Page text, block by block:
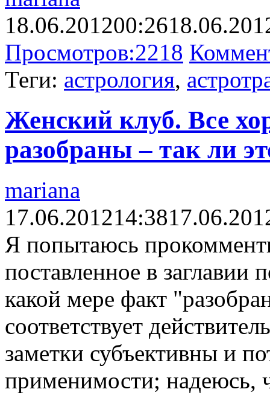
18.06.201200:26
Просмотров:2218
Теги: астрология,
Женский клуб. Все
разобраны – так ли
mariana
17.06.201214:38
Я попытаюсь
поставленное в заглавии
какой мере факт
соответствует
заметки субъективны и
применимости; надеюсь,